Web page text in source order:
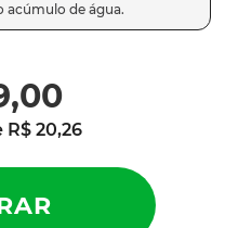
,00
R$ 20,26